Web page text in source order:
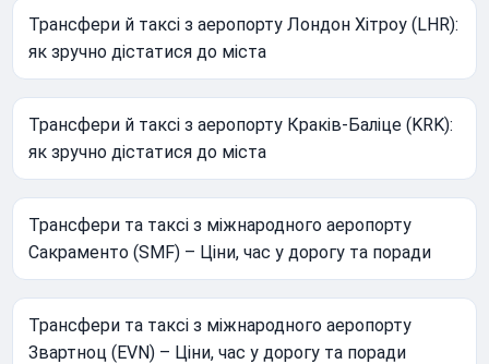
Трансфери й таксі з аеропорту Лондон Хітроу (LHR):
як зручно дістатися до міста
Трансфери й таксі з аеропорту Краків-Баліце (KRK):
як зручно дістатися до міста
Трансфери та таксі з міжнародного аеропорту
Сакраменто (SMF) – Ціни, час у дорогу та поради
Трансфери та таксі з міжнародного аеропорту
Звартноц (EVN) – Ціни, час у дорогу та поради